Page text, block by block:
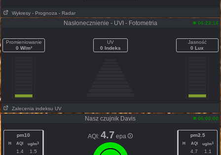
Wykresy - Prognoza - Radar
Nasłonecznienie - UVI - Fotometria 06:23:16
Promieniowanie
0 W/m²
UV
0 Indeks
Jasność
0 Lux
Zalecenia indeksu UV
Nasz czujnik Davis 06:00:00
pm10
H AQI ug/m3
1.4 1.5
AQI:4.7 epa pm2.5
H AQI ug/m3
4.7 1.1